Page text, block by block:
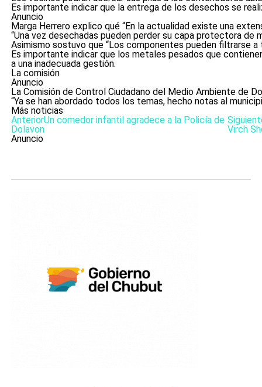
Es importante indicar que la entrega de los desechos se
Anuncio
Marga Herrero explico qué “En la actualidad existe una
“Una vez desechadas pueden perder su capa protectora de
Asimismo sostuvo que “Los componentes pueden filtrarse
Es importante indicar que los metales pesados que
a una inadecuada gestión.
La comisión
Anuncio
La Comisión de Control Ciudadano del Medio Ambiente de
“Ya se han abordado todos los temas, hecho notas al
Más noticias
Virch
AnteriorUn comedor infantil agradece a la Policía de
Dolavon
Anuncio